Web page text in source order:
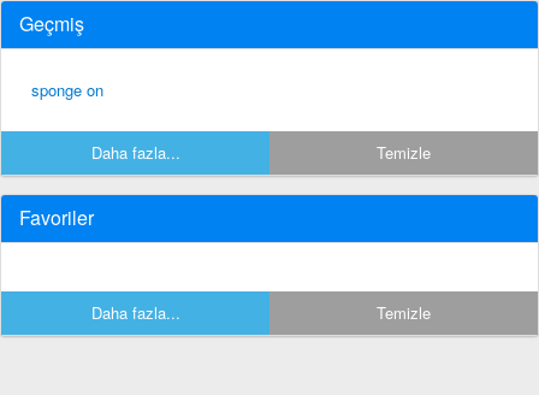
Geçmiş
sponge on
Daha fazla... Temizle
Favoriler
Daha fazla... Temizle